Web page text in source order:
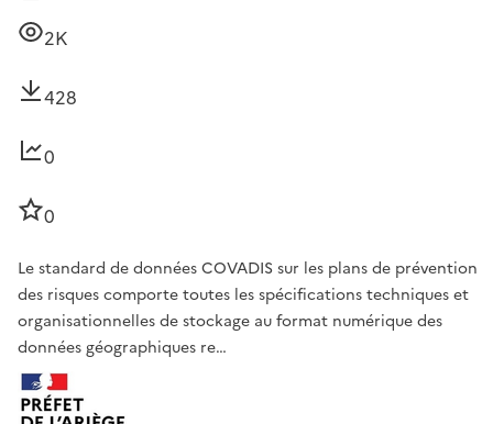
2K
428
0
0
Le standard de données COVADIS sur les plans de prévention
des risques comporte toutes les spécifications techniques et
organisationnelles de stockage au format numérique des
données géographiques re…